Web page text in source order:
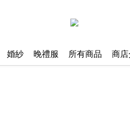
婚紗 晚禮服 所有商品 商